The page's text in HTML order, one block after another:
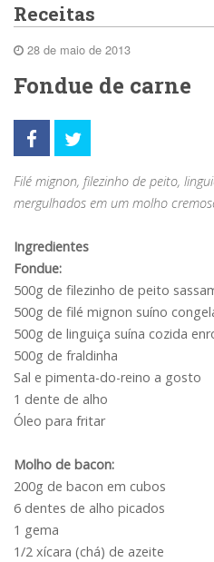
Receitas
28 de maio de 2013
Fondue de carne
Filé mignon, filezinho de peito,
mergulhados em um molho
Ingredientes
Fondue:
500g de filezinho de peito
500g de filé mignon suíno
500g de linguiça suína cozida
500g de fraldinha
Sal e pimenta-do-reino a gosto
1 dente de alho
Óleo para fritar
Molho de bacon:
200g de bacon em cubos
6 dentes de alho picados
1 gema
1/2 xícara (chá) de azeite